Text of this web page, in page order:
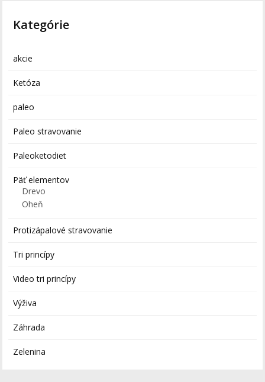
Kategórie
akcie
Ketóza
paleo
Paleo stravovanie
Paleoketodiet
Päť elementov
Drevo
Oheň
Protizápalové stravovanie
Tri princípy
Video tri princípy
Výživa
Záhrada
Zelenina